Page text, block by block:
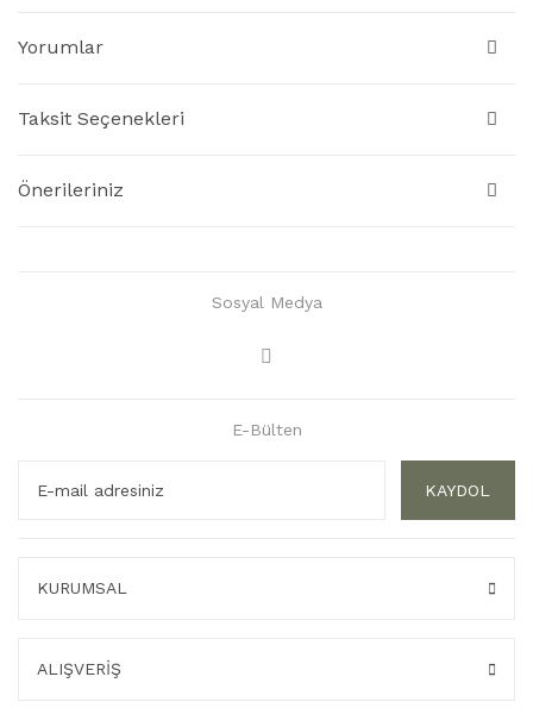
Yorumlar
Taksit Seçenekleri
Önerileriniz
Sosyal Medya
E-Bülten
KAYDOL
KURUMSAL
ALIŞVERİŞ